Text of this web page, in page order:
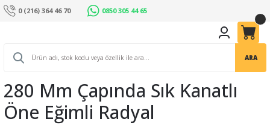
0 (216) 364 46 70 0850 305 44 65
ARA
280 Mm Çapında Sık Kanatlı
Öne Eğimli Radyal